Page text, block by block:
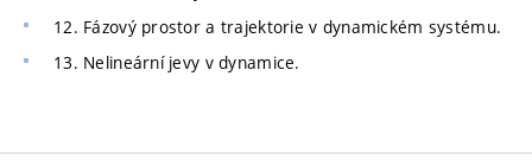
12. Fázový prostor a trajektorie v dynamickém systému.
13. Nelineární jevy v dynamice.